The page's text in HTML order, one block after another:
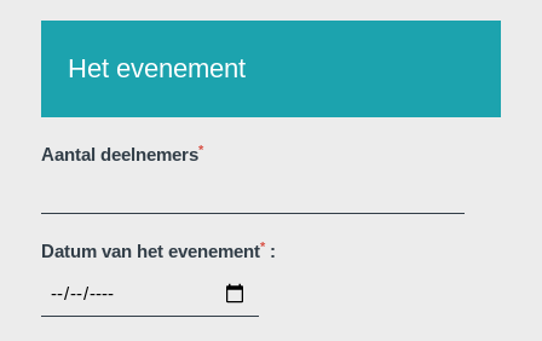
Het evenement
Aantal deelnemers*
Datum van het evenement*:
Martin's Klooster
Louvain, 4* Malines, 4*